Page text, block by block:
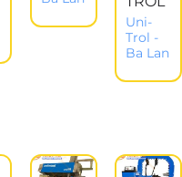
Uni-
Trol -
Ba Lan